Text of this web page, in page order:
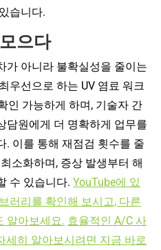
습니다.
으다
가 아니라 불확실성을 줄이는
우선으로 하는 UV 염료 워크
인 가능하게 하며, 기술자 간
담원에게 더 명확하게 업무를
. 이를 통해 재점검 횟수를 줄
소화하며, 증상 발생부터 해
수 있습니다. YouTube에 있
러리를 확인해 보시고, 다른
알아보세요. 효율적인 A/C 사
세히 알아보시려면 지금 바로